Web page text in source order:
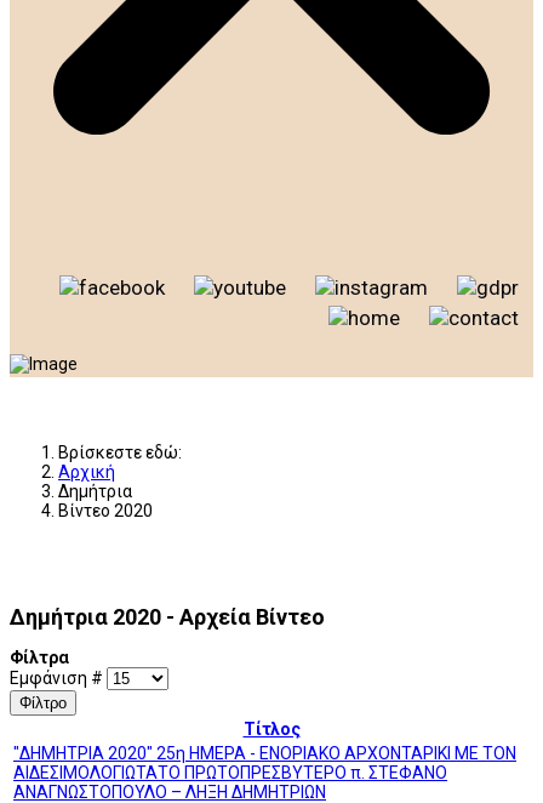
Βρίσκεστε εδώ:
Αρχική
Δημήτρια
Βίντεο 2020
Δημήτρια 2020 - Αρχεία Βίντεο
Φίλτρα
Εμφάνιση #
Φίλτρο
Τίτλος
"ΔΗΜΗΤΡΙΑ 2020" 25η ΗΜΕΡΑ - ΕΝΟΡΙΑΚΟ ΑΡΧΟΝΤΑΡΙΚΙ ΜΕ ΤΟΝ
ΑΙΔΕΣΙΜΟΛΟΓΙΩΤΑΤΟ ΠΡΩΤΟΠΡΕΣΒΥΤΕΡΟ π. ΣΤΕΦΑΝΟ
ΑΝΑΓΝΩΣΤΟΠΟΥΛΟ – ΛΗΞΗ ΔΗΜΗΤΡΙΩΝ